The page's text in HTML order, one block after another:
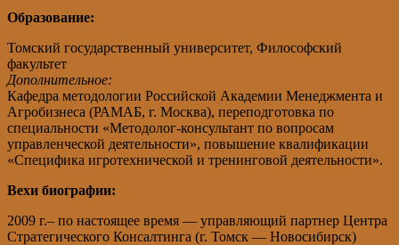
Образование:
Томский государственный университет, Философский
факультет
Дополнительное:
Кафедра методологии Российской Академии Менеджмента и
Агробизнеса (РАМАБ, г. Москва), переподготовка по
специальности «Методолог-консультант по вопросам
управленческой деятельности», повышение квалификации
«Специфика игротехнической и тренинговой деятельности».
Вехи биографии:
2009 г.– по настоящее время — управляющий партнер Центра
Стратегического Консалтинга (г. Томск — Новосибирск)